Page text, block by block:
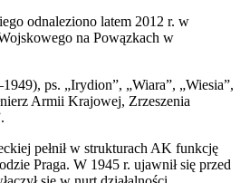
odnaleziono latem 2012 r. w
na Powązkach w
ps. „Irydion”, „Wiara”, „Wiesia”,
Armii Krajowej, Zrzeszenia
pełnił w strukturach AK funkcję
Praga. W 1945 r. ujawnił się przed